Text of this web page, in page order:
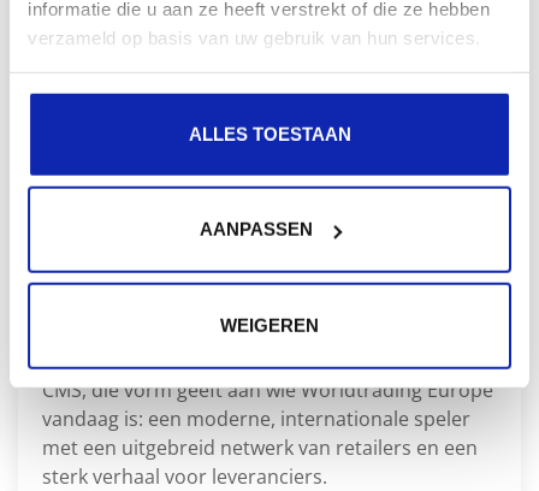
informatie die u aan ze heeft verstrekt of die ze hebben
verzameld op basis van uw gebruik van hun services.
ALLES TOESTAAN
AANPASSEN
WEIGEREN
Een nieuwe website voor Worldtrading
Een nieuwe corporate website gemaakt in Craft
CMS, die vorm geeft aan wie Worldtrading Europe
vandaag is: een moderne, internationale speler
met een uitgebreid netwerk van retailers en een
sterk verhaal voor leveranciers.